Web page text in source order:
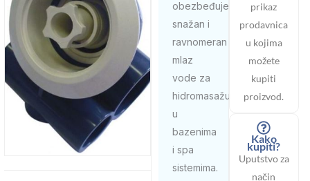
obezbeđuje
snažan i
ravnomeran
mlaz
vode za
hidromasažu
u
bazenima
i spa
sistemima.
prikaz
prodavnica
u kojima
možete
kupiti
proizvod.
Kako
kupiti?
Uputstvo za
način